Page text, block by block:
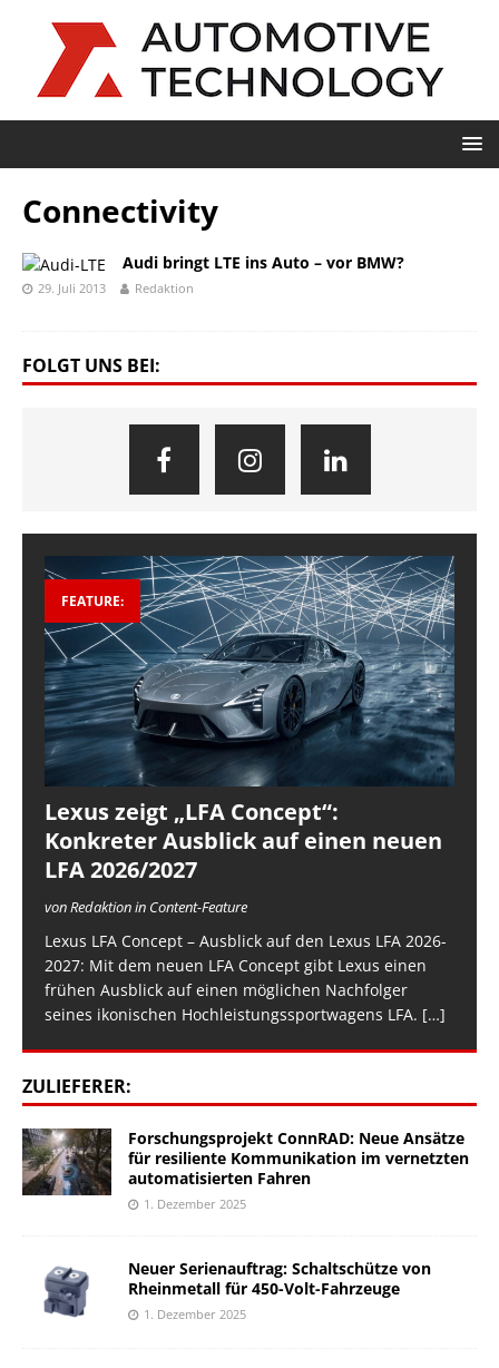
Connectivity
Audi bringt LTE ins Auto – vor BMW?
29. Juli 2013 Redaktion
FOLGT UNS BEI:
FEATURE:
Lexus zeigt „LFA Concept“:
Konkreter Ausblick auf einen neuen
LFA 2026/2027
von Redaktion in Content-Feature
Lexus LFA Concept – Ausblick auf den Lexus LFA 2026-
2027: Mit dem neuen LFA Concept gibt Lexus einen
frühen Ausblick auf einen möglichen Nachfolger
seines ikonischen Hochleistungssportwagens LFA. […]
ZULIEFERER:
Forschungsprojekt ConnRAD: Neue Ansätze
für resiliente Kommunikation im vernetzten
automatisierten Fahren
1. Dezember 2025
Neuer Serienauftrag: Schaltschütze von
Rheinmetall für 450-Volt-Fahrzeuge
1. Dezember 2025